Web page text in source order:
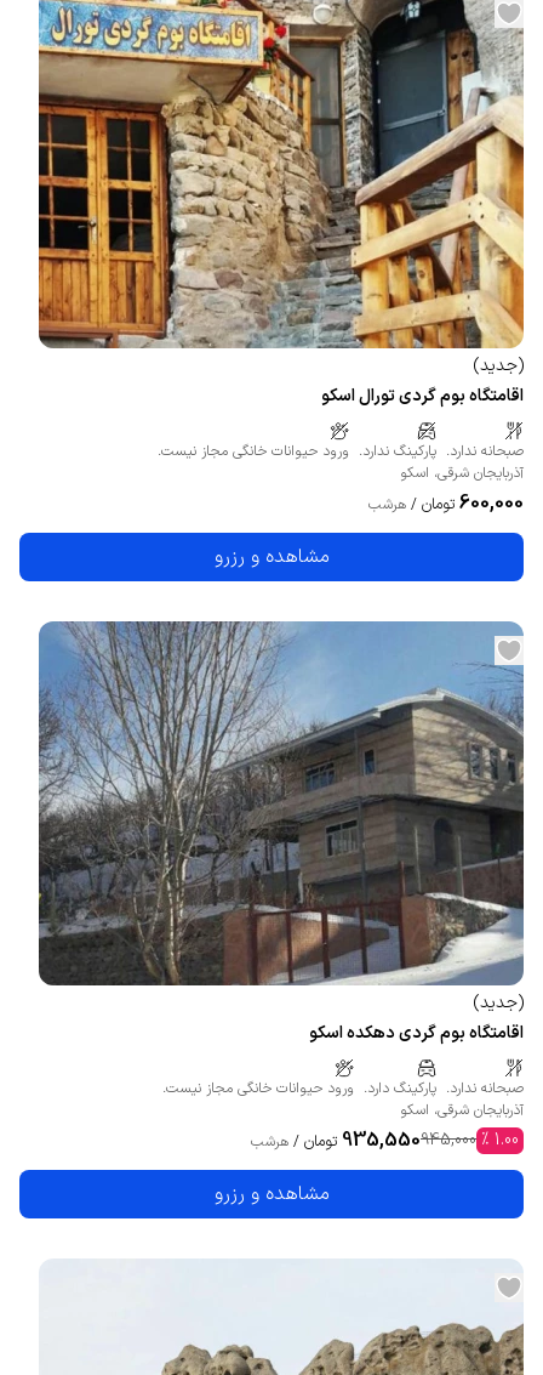
(جدید)
اقامتگاه بوم گردی تورال اسکو
صبحانه ندارد. پارکینگ ندارد. ورود حیوانات خانگی مجاز نیست.
آذربایجان شرقی، اسکو
600,000 تومان / هرشب
مشاهده و رزرو
(جدید)
اقامتگاه بوم گردی دهکده اسکو
صبحانه ندارد. پارکینگ دارد. ورود حیوانات خانگی مجاز نیست.
آذربایجان شرقی، اسکو
1.00
%
945,000
935,550 تومان / هرشب
مشاهده و رزرو